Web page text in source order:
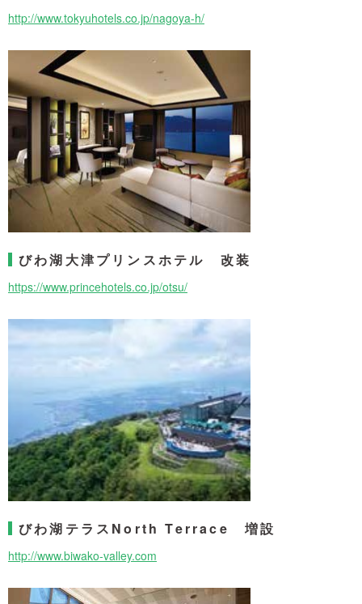
http://www.tokyuhotels.co.jp/nagoya-h/
びわ湖大津プリンスホテル 改装
https://www.princehotels.co.jp/otsu/
びわ湖テラスNorth Terrace 増設
http://www.biwako-valley.com